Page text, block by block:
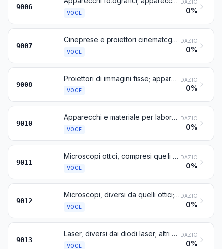
9006
VOCE
DAZIO
0%
9007
Cineprese e proiettori cinematografici, anche muniti di dispositivi, per la registrazione o la riproduzione del suono
VOCE
DAZIO
0%
9008
Proiettori di immagini fisse; apparecchi fotografici di ingrandimento o di riduzione
VOCE
DAZIO
0%
9010
Apparecchi e materiale per laboratori fotografici o cinematografici, non nominati né compresi altrove in questo capitolo; negatoscopi; schermi per proiezioni
VOCE
DAZIO
0%
9011
Microscopi ottici, compresi quelli per la fotomicrografia, la cinefotomicrografia o la microproiezione
VOCE
DAZIO
0%
9012
Microscopi, diversi da quelli ottici; diffrattografi
VOCE
DAZIO
0%
9013
Laser, diversi dai diodi laser; altri apparecchi e strumenti di ottica non nominati né compresi altrove in questo capitolo
VOCE
DAZIO
0%